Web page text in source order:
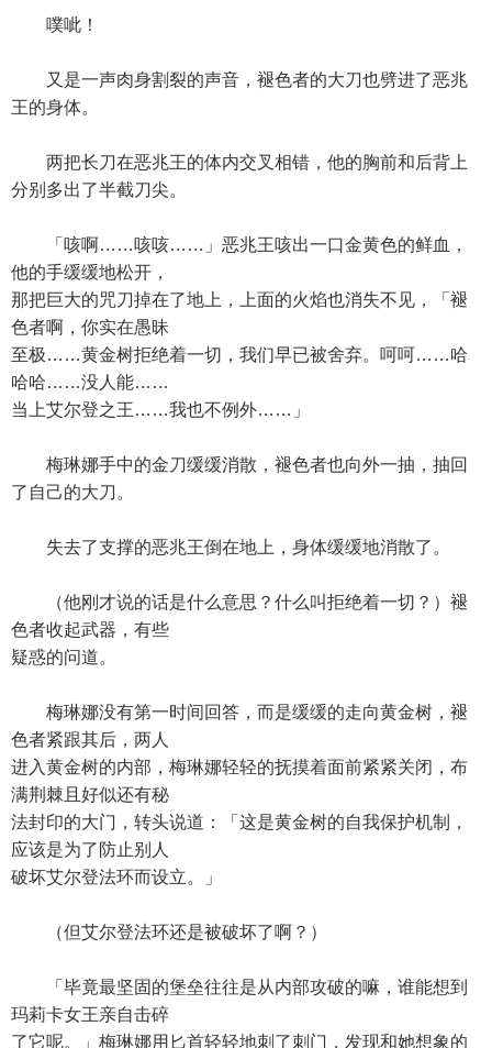
噗呲！
又是一声肉身割裂的声音，褪色者的大刀也劈进了恶兆
王的身体。
两把长刀在恶兆王的体内交叉相错，他的胸前和后背上
分别多出了半截刀尖。
「咳啊……咳咳……」恶兆王咳出一口金黄色的鲜血，
他的手缓缓地松开，
那把巨大的咒刀掉在了地上，上面的火焰也消失不见，「褪
色者啊，你实在愚昧
至极……黄金树拒绝着一切，我们早已被舍弃。呵呵……哈
哈哈……没人能……
当上艾尔登之王……我也不例外……」
梅琳娜手中的金刀缓缓消散，褪色者也向外一抽，抽回
了自己的大刀。
失去了支撑的恶兆王倒在地上，身体缓缓地消散了。
（他刚才说的话是什么意思？什么叫拒绝着一切？）褪
色者收起武器，有些
疑惑的问道。
梅琳娜没有第一时间回答，而是缓缓的走向黄金树，褪
色者紧跟其后，两人
进入黄金树的内部，梅琳娜轻轻的抚摸着面前紧紧关闭，布
满荆棘且好似还有秘
法封印的大门，转头说道：「这是黄金树的自我保护机制，
应该是为了防止别人
破坏艾尔登法环而设立。」
（但艾尔登法环还是被破坏了啊？）
「毕竟最坚固的堡垒往往是从内部攻破的嘛，谁能想到
玛莉卡女王亲自击碎
了它呢。」梅琳娜用匕首轻轻地刺了刺门，发现和她想象的